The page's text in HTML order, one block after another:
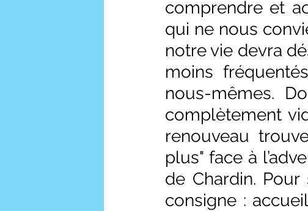
comprendre et
qui ne nous
notre vie devra
moins
nous-mêmes.
complètement
renouveau
plus" face à
de Chardin.
consigne :